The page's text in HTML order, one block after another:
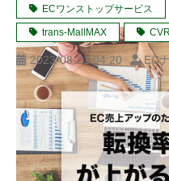
ECワンストップサービス
trans-MallMAX CVR
2023-08-21 04:20 EC